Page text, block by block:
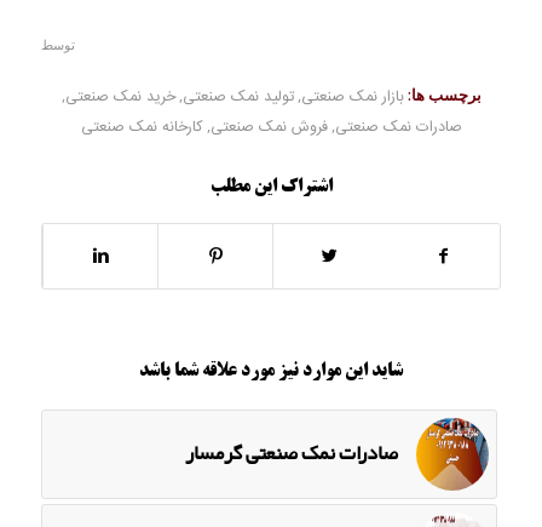
توسط
برچسب ها: بازار نمک صنعتی,تولید نمک صنعتی,خرید نمک صنعتی,
صادرات نمک صنعتی,فروش نمک صنعتی,کارخانه نمک صنعتی
اشتراک این مطلب
شاید این موارد نیز مورد علاقه شما باشد
صادرات نمک صنعتی گرمسار